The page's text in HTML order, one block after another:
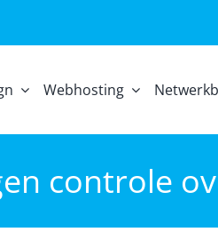
Webhosting
controle